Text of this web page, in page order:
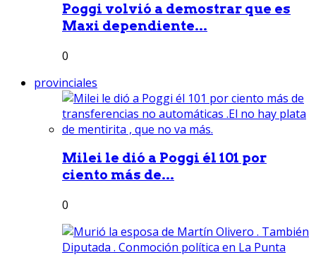
Poggi volvió a demostrar que es
Maxi dependiente...
0
provinciales
Milei le dió a Poggi él 101 por
ciento más de...
0